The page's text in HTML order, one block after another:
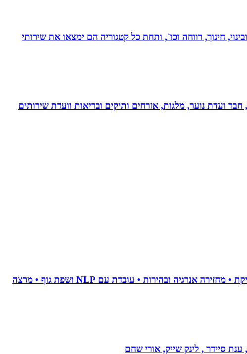
חינוך, רווחה וכו`, ותחת כל קטגוריה הם ימצאו את שירותי
ועדת נוער, מלגות, אזרחים ותיקים ובריאות וועדת שירותים
• מאמנת לויסות סטרס • מנקה טראומה וחרדות • מאמנת לשינוי אישי • מלווה טיפולי פוריות • מלווה קריירה מדויקת • מחזירה אנרגיה ובהירות • עובדת עם NLP ושפת גוף • מרצה
סיידר , לינק שייק, אורי שחם